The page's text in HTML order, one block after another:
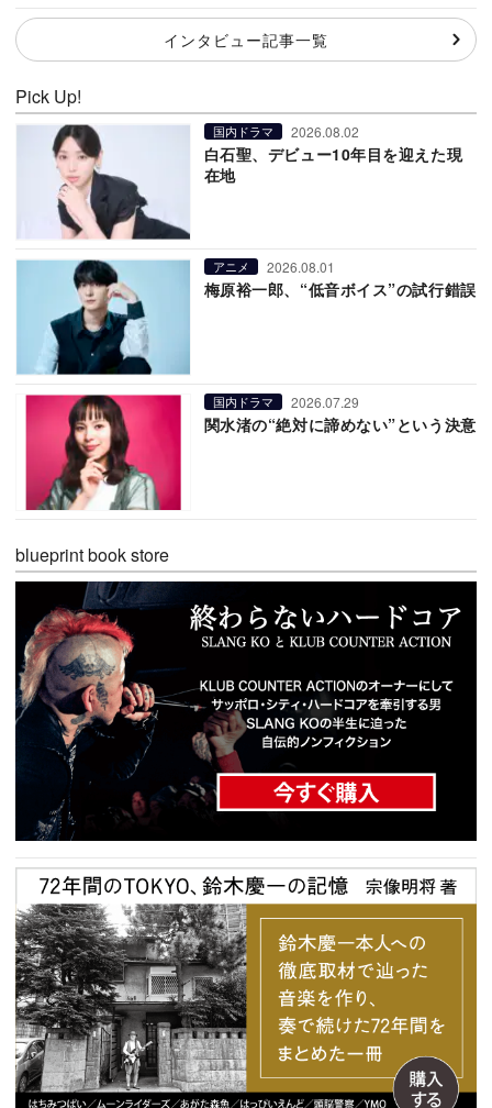
インタビュー記事一覧
Pick Up!
国内ドラマ 2026.08.02
白石聖、デビュー10年目を迎えた現
在地
アニメ 2026.08.01
梅原裕一郎、“低音ボイス”の試行錯誤
国内ドラマ 2026.07.29
関水渚の“絶対に諦めない”という決意
blueprint book store